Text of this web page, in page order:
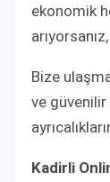
ekonomik
Bize
ve
Kadirli